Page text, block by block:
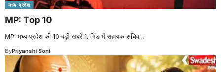
मध्य प्रदेश
MP: Top 10
MP: मध्य प्रदेश की 10 बड़ी खबरें 1. भिंड में सहायक सचिव…
ByPriyanshi Soni